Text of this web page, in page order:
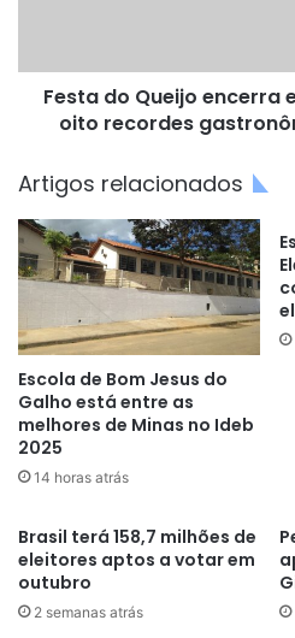
recordes
gastronômicos
Festa do Queijo encerra
oito recordes
Artigos relacionados
Escola de Bom Jesus do
Galho está entre as
melhores de Minas no Ideb
2025
14 horas atrás
Brasil terá 158,7 milhões de
eleitores aptos a votar em
outubro
2 semanas atrás